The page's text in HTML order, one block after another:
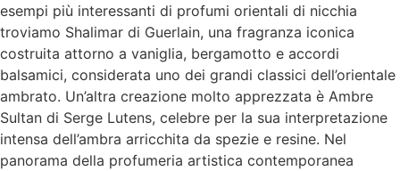
esempi più interessanti di profumi orientali di nicchia
troviamo Shalimar di Guerlain, una fragranza iconica
costruita attorno a vaniglia, bergamotto e accordi
balsamici, considerata uno dei grandi classici dell’orientale
ambrato. Un’altra creazione molto apprezzata è Ambre
Sultan di Serge Lutens, celebre per la sua interpretazione
intensa dell’ambra arricchita da spezie e resine. Nel
panorama della profumeria artistica contemporanea